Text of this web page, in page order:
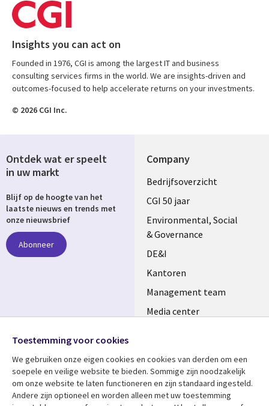
Insights you can act on
Founded in 1976, CGI is among the largest IT and business
consulting services firms in the world. We are insights-driven and
outcomes-focused to help accelerate returns on your investments.
© 2026 CGI Inc.
Company
Useful
links
NETHERLANDS
Bedrijfsoverzicht
CGI 50 jaar
Environmental, Social
& Governance
DE&I
Kantoren
Management team
Media center
Bekijk meer Support
Ontdek wat er speelt
in uw markt
Blijf op de hoogte van het
laatste nieuws en trends met
onze nieuwsbrief
Abonneer
Media
NETHERLANDS
Toestemming voor cookies
We gebruiken onze eigen cookies en cookies van derden om een ​​
soepele en veilige website te bieden. Sommige zijn noodzakelijk
om onze website te laten functioneren en zijn standaard ingesteld.
Andere zijn optioneel en worden alleen met uw toestemming